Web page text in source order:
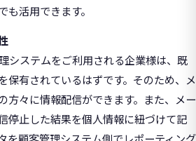
も活用できます。
システムをご利用される企業様は、既
保有されているはずです。そのため、メ
方々に情報配信ができます。また、メー
停止した結果を個人情報に紐づけて記